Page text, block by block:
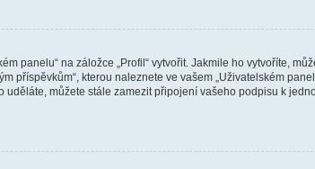
panelu“ na záložce „Profil“ vytvořit. Jakmile ho vytvoříte,
kterou naleznete ve vašem „Uživatelském
můžete stále zamezit připojení vašeho podpisu k